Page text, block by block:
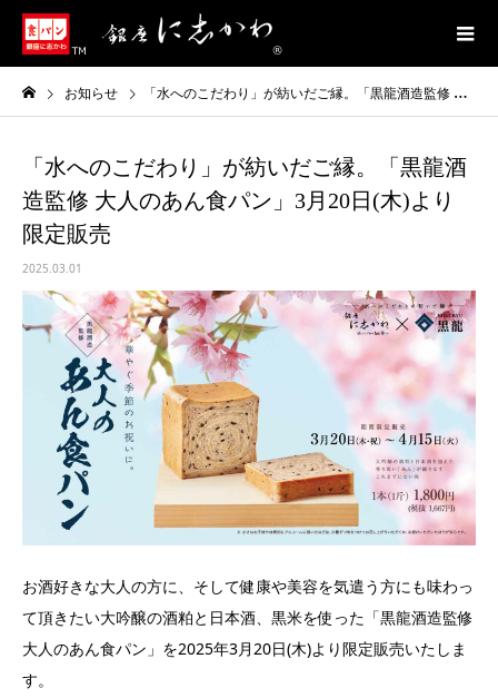
お知らせ 「水へのこだわり」が紡いだご縁。「黒龍酒造監修 大人のあん食パン」3月20日(木)より限定販売
「水へのこだわり」が紡いだご縁。「黒龍酒
造監修 大人のあん食パン」3月20日(木)より
限定販売
2025.03.01
お酒好きな大人の方に、そして健康や美容を気遣う方にも味わっ
て頂きたい大吟醸の酒粕と日本酒、黒米を使った「黒龍酒造監修
大人のあん食パン」を2025年3月20日(木)より限定販売いたしま
す。